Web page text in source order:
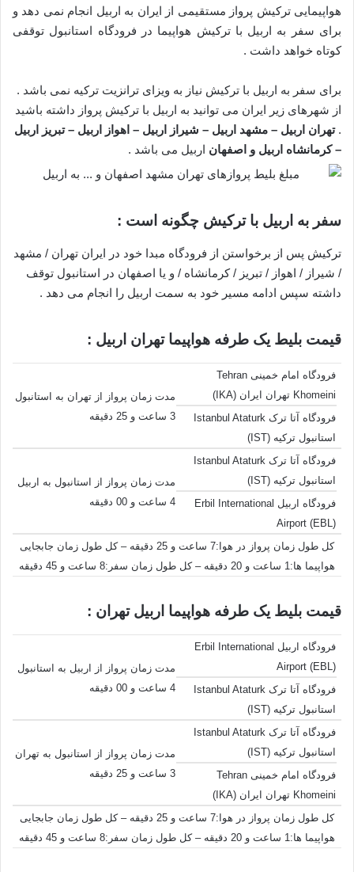
هواپیمایی ترکیش پرواز مستقیمی از ایران به اربیل انجام نمی دهد و
برای سفر به اربیل با ترکیش هواپیما در فرودگاه استانبول توقفی
کوتاه خواهد داشت .
برای سفر به اربیل با ترکیش نیاز به ویزای ترانزیت ترکیه نمی باشد .
از شهرهای زیر ایران می توانید به اربیل با ترکیش پرواز داشته باشید
.تهران اربیل – مشهد اربیل – شیراز اربیل – اهواز اربیل – تبریز اربیل
– کرمانشاه اربیل و اصفهان اربیل می باشد .
سفر به اربیل با ترکیش چگونه است :
ترکیش پس از برخواستن از فرودگاه مبدا خود در ایران تهران / مشهد
/ شیراز / اهواز / تبریز / کرمانشاه / و یا اصفهان در استانبول توقف
داشته سپس ادامه مسیر خود به سمت اربیل را انجام می دهد .
قیمت بلیط یک طرفه هواپیما تهران اربیل :
فرودگاه امام خمینی Tehran
Khomeini تهران ایران (IKA)
مدت زمان پرواز از تهران به استانبول
3 ساعت و 25 دقیقه
فرودگاه آتا ترک Istanbul Ataturk
استانبول ترکیه (IST)
فرودگاه آتا ترک Istanbul Ataturk
استانبول ترکیه (IST)
مدت زمان پرواز از استانبول به اربیل
4 ساعت و 00 دقیقه
فرودگاه اربیل Erbil International
Airport (EBL)
کل طول زمان پرواز در هوا:7 ساعت و 25 دقیقه – کل طول زمان جابجایی
هواپیما ها:1 ساعت و 20 دقیقه – کل طول زمان سفر:8 ساعت و 45 دقیقه
قیمت بلیط یک طرفه هواپیما اربیل تهران :
فرودگاه اربیل Erbil International
Airport (EBL)
مدت زمان پرواز از اربیل به استانبول
4 ساعت و 00 دقیقه
فرودگاه آتا ترک Istanbul Ataturk
استانبول ترکیه (IST)
فرودگاه آتا ترک Istanbul Ataturk
استانبول ترکیه (IST)
مدت زمان پرواز از استانبول به تهران
3 ساعت و 25 دقیقه
فرودگاه امام خمینی Tehran
Khomeini تهران ایران (IKA)
کل طول زمان پرواز در هوا:7 ساعت و 25 دقیقه – کل طول زمان جابجایی
هواپیما ها:1 ساعت و 20 دقیقه – کل طول زمان سفر:8 ساعت و 45 دقیقه